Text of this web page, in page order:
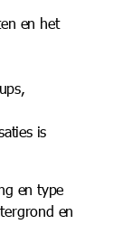
en het
is
en type
en